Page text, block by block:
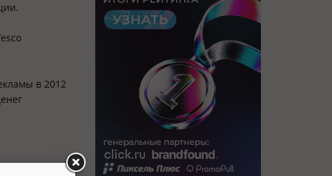
в 2012